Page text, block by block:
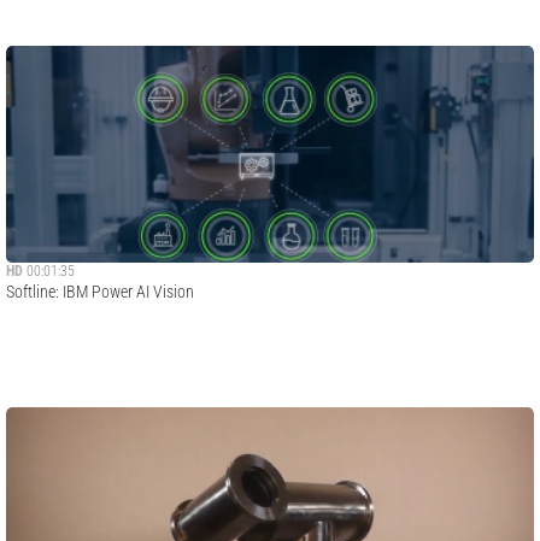
HD 00:01:35
Softline: IBM Power AI Vision